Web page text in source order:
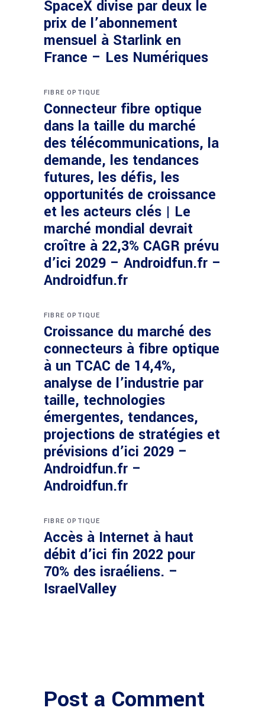
SpaceX divise par deux le
prix de l’abonnement
mensuel à Starlink en
France – Les Numériques
FIBRE OPTIQUE
Connecteur fibre optique
dans la taille du marché
des télécommunications, la
demande, les tendances
futures, les défis, les
opportunités de croissance
et les acteurs clés | Le
marché mondial devrait
croître à 22,3% CAGR prévu
d’ici 2029 – Androidfun.fr –
Androidfun.fr
FIBRE OPTIQUE
Croissance du marché des
connecteurs à fibre optique
à un TCAC de 14,4%,
analyse de l’industrie par
taille, technologies
émergentes, tendances,
projections de stratégies et
prévisions d’ici 2029 –
Androidfun.fr –
Androidfun.fr
FIBRE OPTIQUE
Accès à Internet à haut
débit d’ici fin 2022 pour
70% des israéliens. –
IsraelValley
Post a Comment